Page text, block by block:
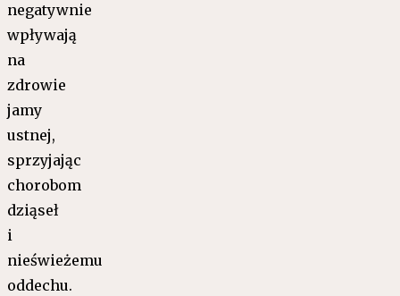
negatywnie
wpływają
na
zdrowie
jamy
ustnej,
sprzyjając
chorobom
dziąseł
i
nieświeżemu
oddechu.